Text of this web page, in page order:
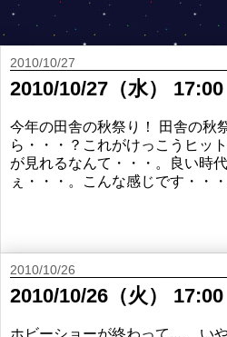
2010/10/27
2010/10/27（水） 17:00
今年の田舎の秋祭り！ 田舎の秋
ら・・・？これがけっこうヒッ
が見れるなんて・・・。良い時
ぇ・・・。こんな感じです・・・
2010/10/26
2010/10/26（火） 17:00